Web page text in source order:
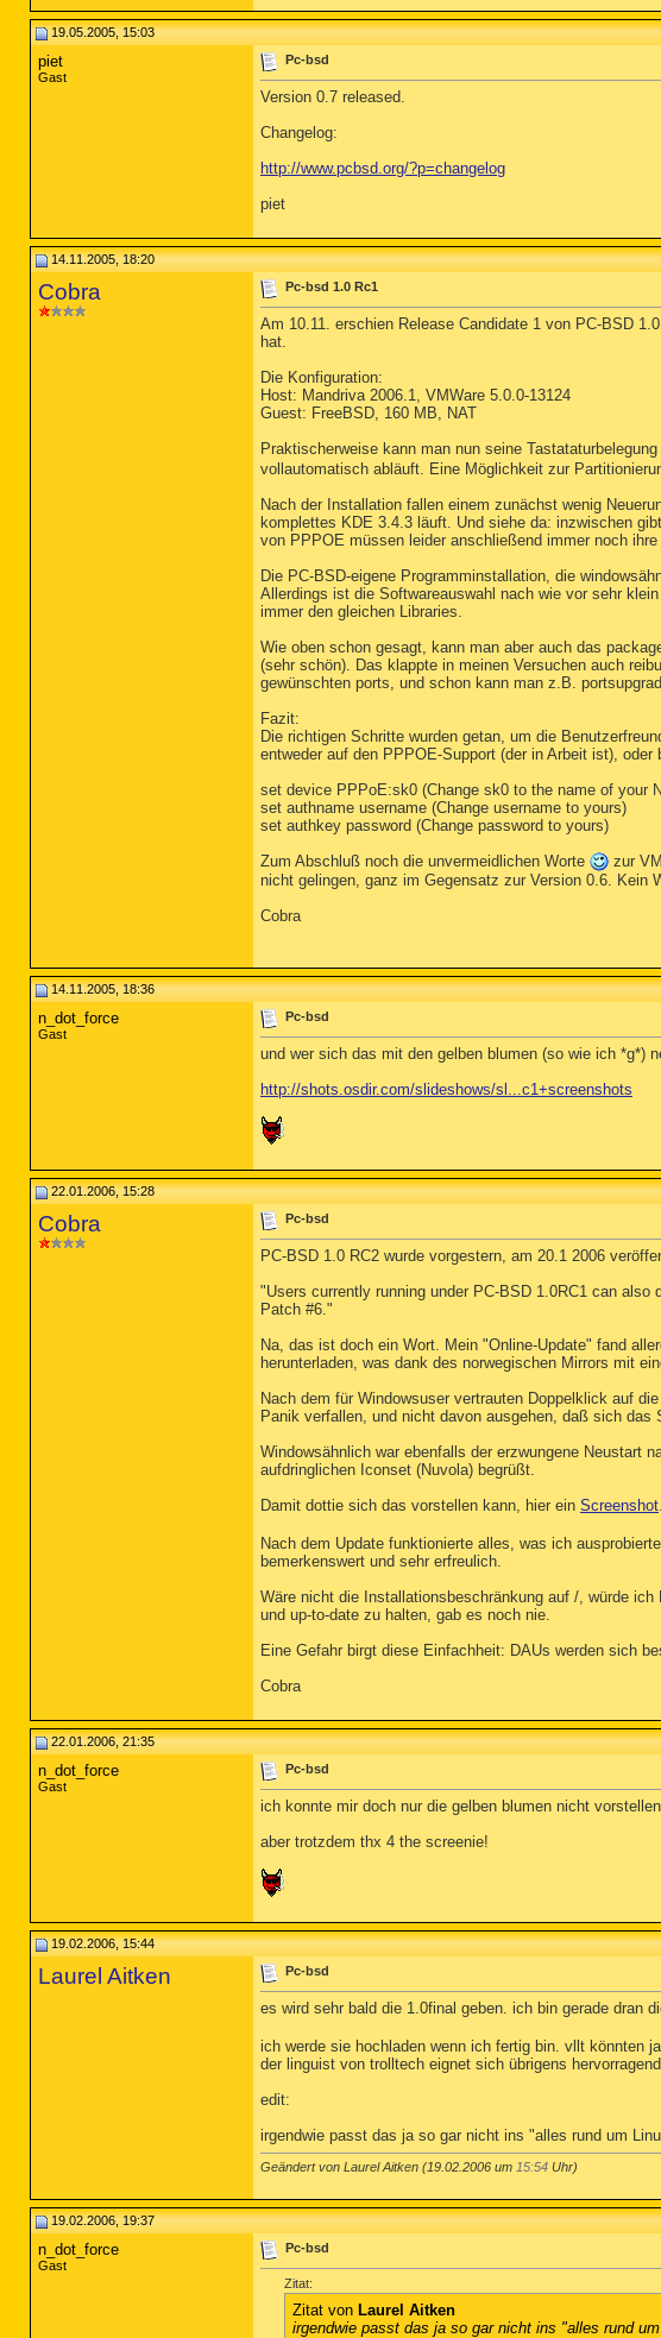
19.05.2005, 15:03
piet
Gast
Pc-bsd
Version 0.7 released.
Changelog:
http://www.pcbsd.org/?p=changelog
piet
14.11.2005, 18:20
Cobra Pc-bsd 1.0 Rc1
Am 10.11. erschien Release Candidate 1 von PC-BSD
hat.
Die Konfiguration:
Host: Mandriva 2006.1, VMWare 5.0.0-13124
Guest: FreeBSD, 160 MB, NAT
Praktischerweise kann man nun seine
vollautomatisch abläuft. Eine Möglichkeit zur
Nach der Installation fallen einem zunächst wenig
komplettes KDE 3.4.3 läuft. Und siehe da: inzwischen
von PPPOE müssen leider anschließend immer noch
Die PC-BSD-eigene Programminstallation, die
Allerdings ist die Softwareauswahl nach wie vor sehr
immer den gleichen Libraries.
Wie oben schon gesagt, kann man aber auch das
(sehr schön). Das klappte in meinen Versuchen auch
gewünschten ports, und schon kann man z.B.
Fazit:
Die richtigen Schritte wurden getan, um die
entweder auf den PPPOE-Support (der in Arbeit ist),
set device PPPoE:sk0 (Change sk0 to the name of your
set authname username (Change username to yours)
set authkey password (Change password to yours)
Zum Abschluß noch die unvermeidlichen Worte
zur
nicht gelingen, ganz im Gegensatz zur Version 0.6. Kein
Cobra
14.11.2005, 18:36
n_dot_force
Gast
Pc-bsd
und wer sich das mit den gelben blumen (so wie ich *g*)
http://shots.osdir.com/slideshows/sl...c1+screenshots
22.01.2006, 15:28
Cobra Pc-bsd
PC-BSD 1.0 RC2 wurde vorgestern, am 20.1 2006
"Users currently running under PC-BSD 1.0RC1 can
Patch #6."
Na, das ist doch ein Wort. Mein "Online-Update" fand
herunterladen, was dank des norwegischen Mirrors mit
Nach dem für Windowsuser vertrauten Doppelklick auf
Panik verfallen, und nicht davon ausgehen, daß sich das
Windowsähnlich war ebenfalls der erzwungene Neustart
aufdringlichen Iconset (Nuvola) begrüßt.
Damit dottie sich das vorstellen kann, hier ein Screenshot.
Nach dem Update funktionierte alles, was ich
bemerkenswert und sehr erfreulich.
Wäre nicht die Installationsbeschränkung auf /, würde
und up-to-date zu halten, gab es noch nie.
Eine Gefahr birgt diese Einfachheit: DAUs werden sich
Cobra
22.01.2006, 21:35
n_dot_force
Gast
Pc-bsd
ich konnte mir doch nur die gelben blumen nicht
aber trotzdem thx 4 the screenie!
19.02.2006, 15:44
Laurel Aitken Pc-bsd
es wird sehr bald die 1.0final geben. ich bin gerade dran
ich werde sie hochladen wenn ich fertig bin. vllt könnten
der linguist von trolltech eignet sich übrigens
edit:
irgendwie passt das ja so gar nicht ins "alles rund um
Geändert von Laurel Aitken (19.02.2006 um 15:54 Uhr)
19.02.2006, 19:37
n_dot_force
Gast
Pc-bsd
Zitat:
Zitat von Laurel Aitken
irgendwie passt das ja so gar nicht ins "alles rund